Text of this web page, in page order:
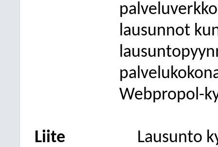
lausunnot
Webpropol-
Liite
Lausunto